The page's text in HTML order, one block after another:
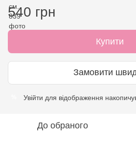
540 грн
Купити
Замовити
Увійти для відображення
До обраного